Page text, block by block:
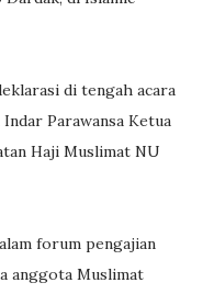
di tengah acara
Parawansa Ketua
Haji Muslimat NU
forum pengajian
anggota Muslimat